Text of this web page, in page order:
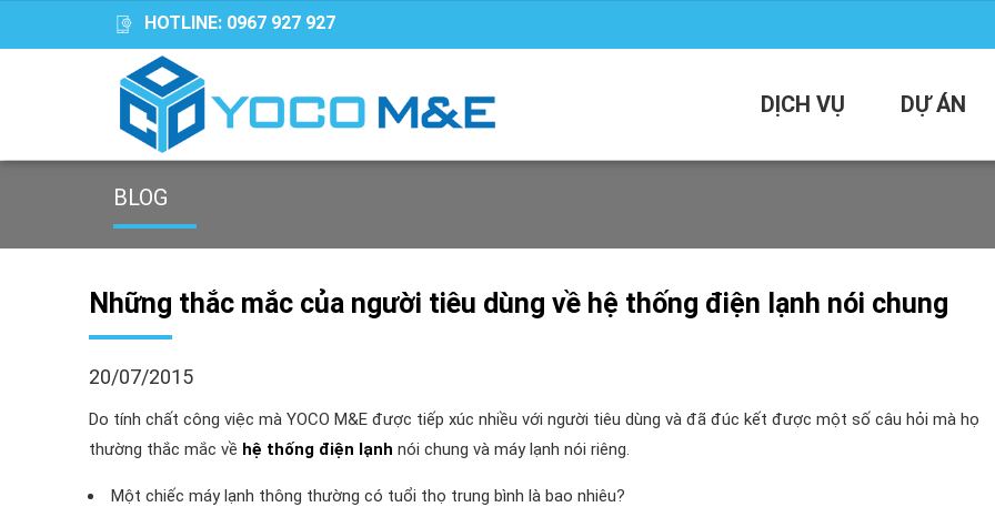
HOTLINE: 0967 927 927
DỊCH VỤ DỰ ÁN
BLOG
Những thắc mắc của người tiêu dùng về hệ thống điện lạnh nói chung
20/07/2015
Do tính chất công việc mà YOCO M&E được tiếp xúc nhiều với người tiêu dùng và đã đúc kết được một số câu hỏi mà họ
thường thắc mắc về hệ thống điện lạnh nói chung và máy lạnh nói riêng.
Một chiếc máy lạnh thông thường có tuổi thọ trung bình là bao nhiêu?